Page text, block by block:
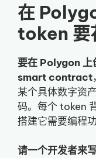
在
token 要
要在 Polygon 上
smart contract
某个具体数字资
码。每个 token
搭建它需要编程功
请一个开发者来